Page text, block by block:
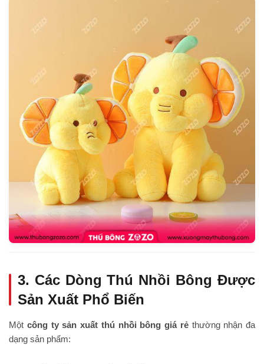
3. Các Dòng Thú Nhồi Bông Được
Sản Xuất Phổ Biến
Một công ty sản xuất thú nhồi bông giá rẻthường nhận đa
dạng sản phẩm: